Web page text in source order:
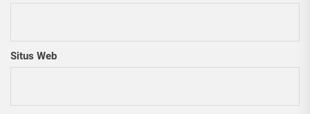
Situs Web